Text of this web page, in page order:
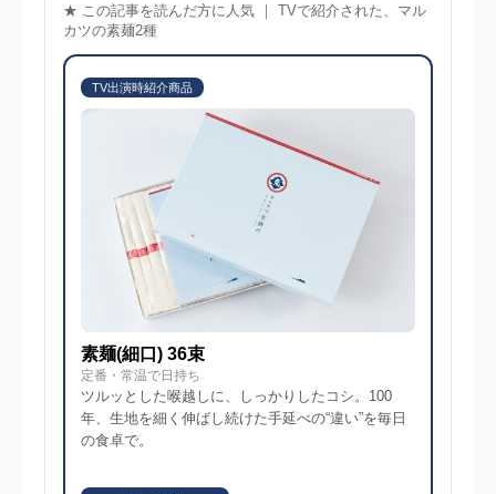
★ この記事を読んだ方に人気 ｜ TVで紹介された、マル
カツの素麺2種
TV出演時紹介商品
素麺(細口) 36束
定番・常温で日持ち
ツルッとした喉越しに、しっかりしたコシ。100
年、生地を細く伸ばし続けた手延べの“違い”を毎日
の食卓で。